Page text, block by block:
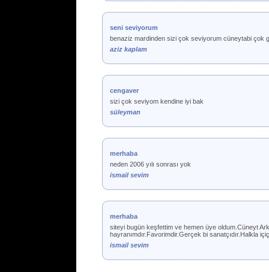
seni seviyorum
benaziz mardinden sizi çok seviyorum cüneytabi çok
aziz kaplam
cengaver
sizi çok seviyom kendine iyi bak
süleyman
merhaba
neden 2006 yılı sonrası yok
ismail sevim
merhaba
siteyi bugün keşfettim ve hemen üye oldum.Cüneyt
hayranımdır.Favorimdir.Gerçek bi sanatçıdır.Halkla
ismail sevim